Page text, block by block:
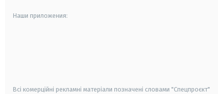
Наши приложения:
Всі комерційні рекламні матеріали позначені словами "Спецпроєкт"